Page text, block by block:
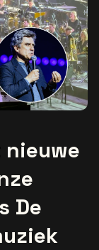
De